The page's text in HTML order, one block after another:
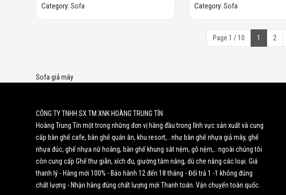
Category: Sofa Category: Sofa
Page 1 / 10 1 2
Sofa giả mây
CÔNG TY TNHH SX TM XNK HOÀNG TRUNG TÍN
Hoàng Trung Tín một trong những đơn vị hàng đầu trong lĩnh vực sản xuất và cung
cấp bàn ghế cafe, bàn ghế quán ăn, khu resort,.. như bàn ghế nhựa giả mây, ghế
nhựa đúc, ghế nhựa nữ hoàng, bàn ghế khung sắt nệm, gỗ nệm,.. ngoài chúng tôi
còn cung cấp Ghế thư giãn, xích đu, giường tắm nắng, dù che nắng các loại. Giá
thanh lý - Hàng mới 100% - Bảo hành 12 đến 18 tháng - Đổi trả 1 -1 không đúng
chất lượng - Nhận hàng đúng chất lượng mới Thanh toán. Vận chuyển toàn quốc.